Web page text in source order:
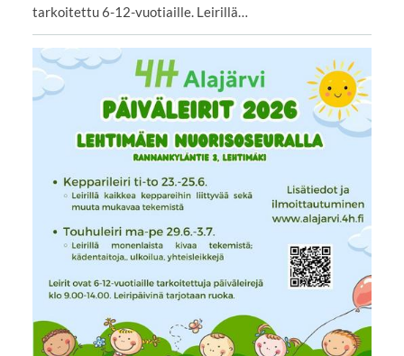
tarkoitettu 6-12-vuotiaille. Leirillä…